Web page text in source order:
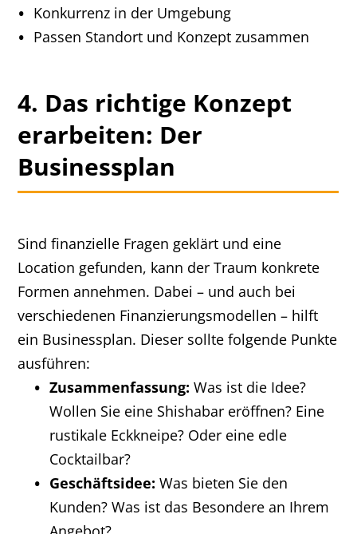
Konkurrenz in der Umgebung
Passen Standort und Konzept zusammen
4. Das richtige Konzept
erarbeiten: Der
Businessplan
Sind finanzielle Fragen geklärt und eine
Location gefunden, kann der Traum konkrete
Formen annehmen. Dabei – und auch bei
verschiedenen Finanzierungsmodellen – hilft
ein Businessplan. Dieser sollte folgende Punkte
ausführen:
Zusammenfassung: Was ist die Idee?
Wollen Sie eine Shishabar eröffnen? Eine
rustikale Eckkneipe? Oder eine edle
Cocktailbar?
Geschäftsidee: Was bieten Sie den
Kunden? Was ist das Besondere an Ihrem